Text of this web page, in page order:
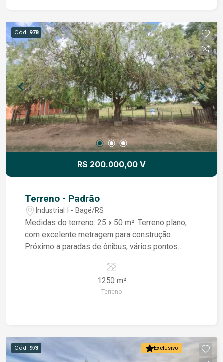
Cód. 978
R$ 200.000,00 V
Terreno - Padrão
Industrial I - Bagé/RS
Medidas do terreno: 25 x 50 m². Terreno plano,
com excelente metragem para construção.
Próximo a paradas de ônibus, vários pontos
Escola municipal e futura praça de esportes do
1250 m²
Terreno
Exclusivo
Cód. 973